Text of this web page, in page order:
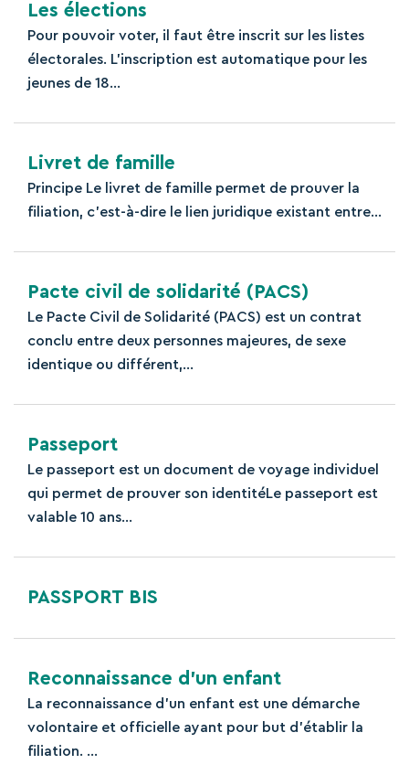
Les élections
Pour pouvoir voter, il faut être inscrit sur les listes
électorales. L'inscription est automatique pour les
jeunes de 18...
Livret de famille
Principe Le livret de famille permet de prouver la
filiation, c'est-à-dire le lien juridique existant entre...
Pacte civil de solidarité (PACS)
Le Pacte Civil de Solidarité (PACS) est un contrat
conclu entre deux personnes majeures, de sexe
identique ou différent,...
Passeport
Le passeport est un document de voyage individuel
qui permet de prouver son identitéLe passeport est
valable 10 ans...
PASSPORT BIS
Reconnaissance d’un enfant
La reconnaissance d’un enfant est une démarche
volontaire et officielle ayant pour but d’établir la
filiation. ...